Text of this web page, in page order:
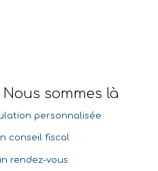
sommes là
personnalisée
conseil fiscal
rendez-vous